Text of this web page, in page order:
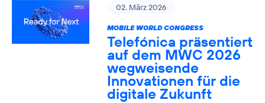
02. März 2026
MOBILE WORLD CONGRESS
Telefónica präsentiert
auf dem MWC 2026
wegweisende
Innovationen für die
digitale Zukunft